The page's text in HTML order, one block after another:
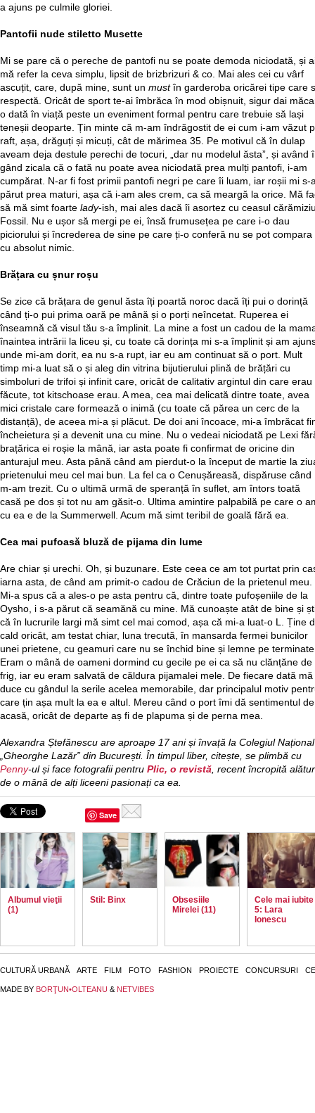
a ajuns pe culmile gloriei.
Pantofii nude stiletto Musette
Mi se pare că o pereche de pantofi nu se poate demoda niciodată, și
mă refer la ceva simplu, lipsit de brizbrizuri & co. Mai ales cei cu vârf
ascuțit, care, după mine, sunt un mustîn garderoba oricărei tipe care
respectă. Oricât de sport te-ai îmbrăca în mod obișnuit, sigur dai
o dată în viață peste un eveniment formal pentru care trebuie să lași
teneșii deoparte. Țin minte că m-am îndrăgostit de ei cum i-am văzut
raft, așa, drăguți și micuți, cât de mărimea 35. Pe motivul că în dulap
aveam deja destule perechi de tocuri, „dar nu modelul ăsta”, și având
gând zicala că o fată nu poate avea niciodată prea mulți pantofi, i-am
cumpărat. N-ar fi fost primii pantofi negri pe care îi luam, iar roșii mi s-
părut prea maturi, așa că i-am ales crem, ca să meargă la orice. Mă
să mă simt foarte lady-ish, mai ales dacă îi asortez cu ceasul
Fossil. Nu e ușor să mergi pe ei, însă frumusețea pe care i-o dau
piciorului și încrederea de sine pe care ți-o conferă nu se pot compara
cu absolut nimic.
Brățara cu șnur roșu
Se zice că brățara de genul ăsta îți poartă noroc dacă îți pui o dorință
când ți-o pui prima oară pe mână și o porți neîncetat. Ruperea ei
înseamnă că visul tău s-a împlinit. La mine a fost un cadou de la
înaintea intrării la liceu și, cu toate că dorința mi s-a împlinit și am
unde mi-am dorit, ea nu s-a rupt, iar eu am continuat să o port. Mult
timp mi-a luat să o și aleg din vitrina bijutierului plină de brățări cu
simboluri de trifoi și infinit care, oricât de calitativ argintul din care erau
făcute, tot kitschoase erau. A mea, cea mai delicată dintre toate, avea
mici cristale care formează o inimă (cu toate că părea un cerc de la
distanță), de aceea mi-a și plăcut. De doi ani încoace, mi-a îmbrăcat
încheietura și a devenit una cu mine. Nu o vedeai niciodată pe Lexi
brațărica ei roșie la mână, iar asta poate fi confirmat de oricine din
anturajul meu. Asta până când am pierdut-o la început de martie la
prietenului meu cel mai bun. La fel ca o Cenușăreasă, dispăruse când
m-am trezit. Cu o ultimă urmă de speranță în suflet, am întors toată
casă pe dos și tot nu am găsit-o. Ultima amintire palpabilă pe care o
cu ea e de la Summerwell. Acum mă simt teribil de goală fără ea.
Cea mai pufoasă bluză de pijama din lume
Are chiar și urechi. Oh, și buzunare. Este ceea ce am tot purtat prin
iarna asta, de când am primit-o cadou de Crăciun de la prietenul meu.
Mi-a spus că a ales-o pe asta pentru că, dintre toate pufoșeniile de la
Oysho, i s-a părut că seamănă cu mine. Mă cunoaște atât de bine și
că în lucrurile largi mă simt cel mai comod, așa că mi-a luat-o L. Ține
cald oricât, am testat chiar, luna trecută, în mansarda fermei bunicilor
unei prietene, cu geamuri care nu se închid bine și lemne pe
Eram o mână de oameni dormind cu gecile pe ei ca să nu clănțăne de
frig, iar eu eram salvată de căldura pijamalei mele. De fiecare dată mă
duce cu gândul la serile acelea memorabile, dar principalul motiv
care țin așa mult la ea e altul. Mereu când o port îmi dă sentimentul de
acasă, oricât de departe aș fi de plapuma și de perna mea.
Alexandra Ștefănescu are aproape 17 ani și învață la Colegiul Național
„Gheorghe Lazăr” din București. În timpul liber, citește, se plimbă cu
Penny-ul și face fotografii pentru Plic, o revistă, recent încropită
de o mână de alți liceeni pasionați ca ea.
Save
Albumul vieţii
(1)
Stil: Binx
Obsesiile
Mirelei (11)
Cele mai iubite
5: Lara
Ionescu
CULTURĂ URBANĂ ARTE FILM FOTO FASHION PROIECTE CONCURSURI
MADE BY BORŢUN•OLTEANU & NETVIBES